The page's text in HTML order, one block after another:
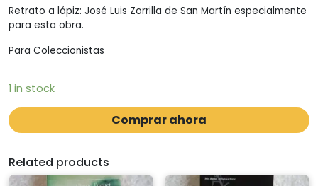
Retrato a lápiz: José Luis Zorrilla de San Martín especialmente
para esta obra.
Para Coleccionistas
1 in stock
Comprar ahora
Related products